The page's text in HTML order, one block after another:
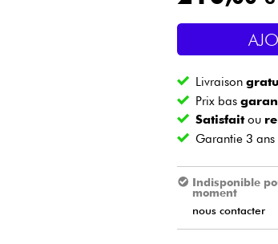
Sono
Vents
Câbles &
Livraison
Prix bas
Satisfaitou
Garantie 3 ans
Indisponible
moment
nous contacter